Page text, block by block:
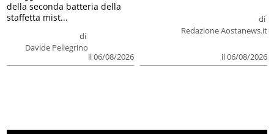
di
Davide Pellegrino
il 06/08/2026
della seconda batteria della
staffetta mist...
di
Redazione Aostanews.it
il 06/08/2026